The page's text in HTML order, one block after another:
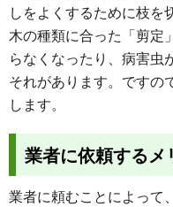
しをよくするために枝を
木の種類に合った「剪定
らなくなったり、病害虫
それがあります。ですの
します。
業者に依頼するメ
業者に頼むことによって